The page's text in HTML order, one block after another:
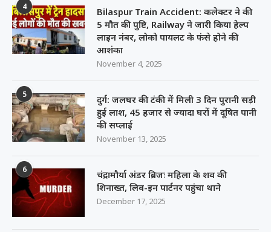
4
Bilaspur Train Accident: कलेक्टर ने की
5 मौत की पुष्टि, Railway ने जारी किया हेल्प
लाइन नंबर, लोको पायलट के फंसे होने की
आशंका
November 4, 2025
5
दुर्ग: जलघर की टंकी में मिली 3 दिन पुरानी सड़ी
हुई लाश, 45 हजार से ज्यादा घरों में दूषित पानी
की सप्लाई
November 13, 2025
6
चंद्रामौर्या अंडर ब्रिजः महिला के शव की
शिनाख्त, लिव-इन पार्टनर पहुंचा थाने
December 17, 2025